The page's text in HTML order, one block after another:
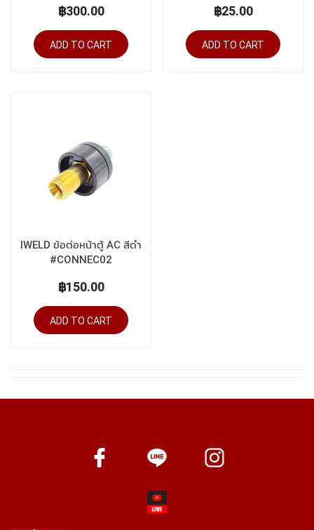
฿300.00
ADD TO CART
฿25.00
ADD TO CART
IWELD ข้อต่อหน้าตู้ AC สีดำ
#CONNEC02
฿150.00
ADD TO CART